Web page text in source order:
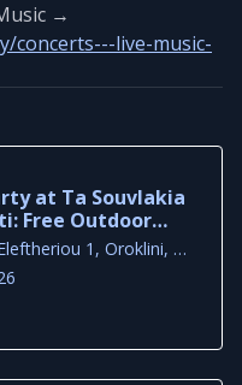
→
concerts---live-music-
at Ta Souvlakia
Free Outdoor
Christofi Eleftheriou 1, Oroklini, Larnaca